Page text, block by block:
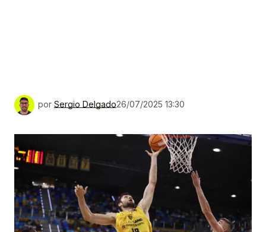
por Sergio Delgado26/07/2025 13:30